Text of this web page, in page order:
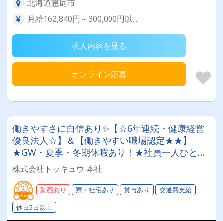
北海道恵庭市
月給162,840円～300,000円以...
求人内容を見る
オンライン応募
働きやすさに自信あり✨【☆6年連続・健康経営
優良法人☆】＆【働きやすい職場認定★★】
★GW・夏季・冬期休暇あり！★社員一人ひとり
を大切にする昭和34年設立の安定企業！＜経験者
大歓迎！7tユニックドライバー＞
株式会社トッキュウ 本社
動画あり 寮・社宅あり 賞与あり
交通費支給
休日5日以上